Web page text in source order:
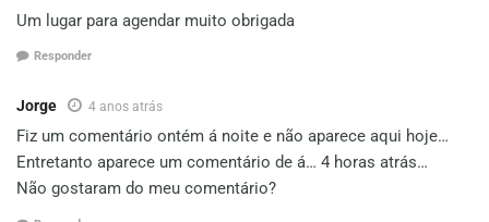
Um lugar para agendar muito obrigada
Responder
Jorge 4 anos atrás
Fiz um comentário ontém á noite e não aparece aqui hoje…
Entretanto aparece um comentário de á… 4 horas atrás…
Não gostaram do meu comentário?